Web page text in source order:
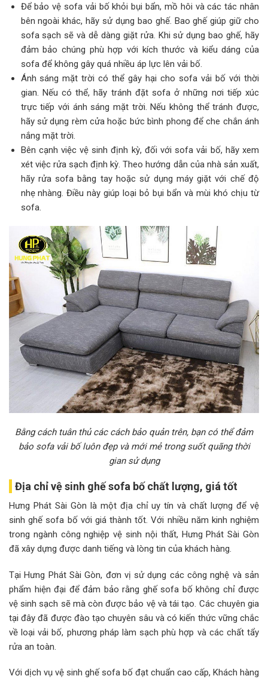
Để bảo vệ sofa vải bố khỏi bụi bẩn, mồ hôi và các tác nhân
bên ngoài khác, hãy sử dụng bao ghế. Bao ghế giúp giữ cho
sofa sạch sẽ và dễ dàng giặt rửa. Khi sử dụng bao ghế, hãy
đảm bảo chúng phù hợp với kích thước và kiểu dáng của
sofa để không gây quá nhiều áp lực lên vải bố.
Ánh sáng mặt trời có thể gây hại cho sofa vải bố với thời
gian. Nếu có thể, hãy tránh đặt sofa ở những nơi tiếp xúc
trực tiếp với ánh sáng mặt trời. Nếu không thể tránh được,
hãy sử dụng rèm cửa hoặc bức bình phong để che chắn ánh
nắng mặt trời.
Bên cạnh việc vệ sinh định kỳ, đối với sofa vải bố, hãy xem
xét việc rửa sạch định kỳ. Theo hướng dẫn của nhà sản xuất,
hãy rửa sofa bằng tay hoặc sử dụng máy giặt với chế độ
nhẹ nhàng. Điều này giúp loại bỏ bụi bẩn và mùi khó chịu từ
sofa.
Bằng cách tuân thủ các cách bảo quản trên, bạn có thể đảm
bảo sofa vải bố luôn đẹp và mới mẻ trong suốt quãng thời
gian sử dụng
Địa chỉ vệ sinh ghế sofa bố chất lượng, giá tốt
Hưng Phát Sài Gòn là một địa chỉ uy tín và chất lượng để vệ
sinh ghế sofa bố với giá thành tốt. Với nhiều năm kinh nghiệm
trong ngành công nghiệp vệ sinh nội thất, Hưng Phát Sài Gòn
đã xây dựng được danh tiếng và lòng tin của khách hàng.
Tại Hưng Phát Sài Gòn, đơn vị sử dụng các công nghệ và sản
phẩm hiện đại để đảm bảo rằng ghế sofa bố không chỉ được
vệ sinh sạch sẽ mà còn được bảo vệ và tái tạo. Các chuyên gia
tại đây đã được đào tạo chuyên sâu và có kiến thức vững chắc
về loại vải bố, phương pháp làm sạch phù hợp và các chất tẩy
rửa an toàn.
Với dịch vụ vệ sinh ghế sofa bố đạt chuẩn cao cấp, Khách hàng